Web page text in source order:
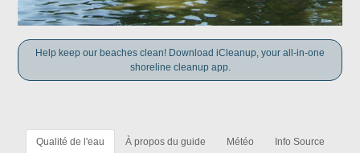
Help keep our beaches clean! Download iCleanup, your all-in-one
shoreline cleanup app.
Qualité de l'eau À propos du guide Météo Info Source